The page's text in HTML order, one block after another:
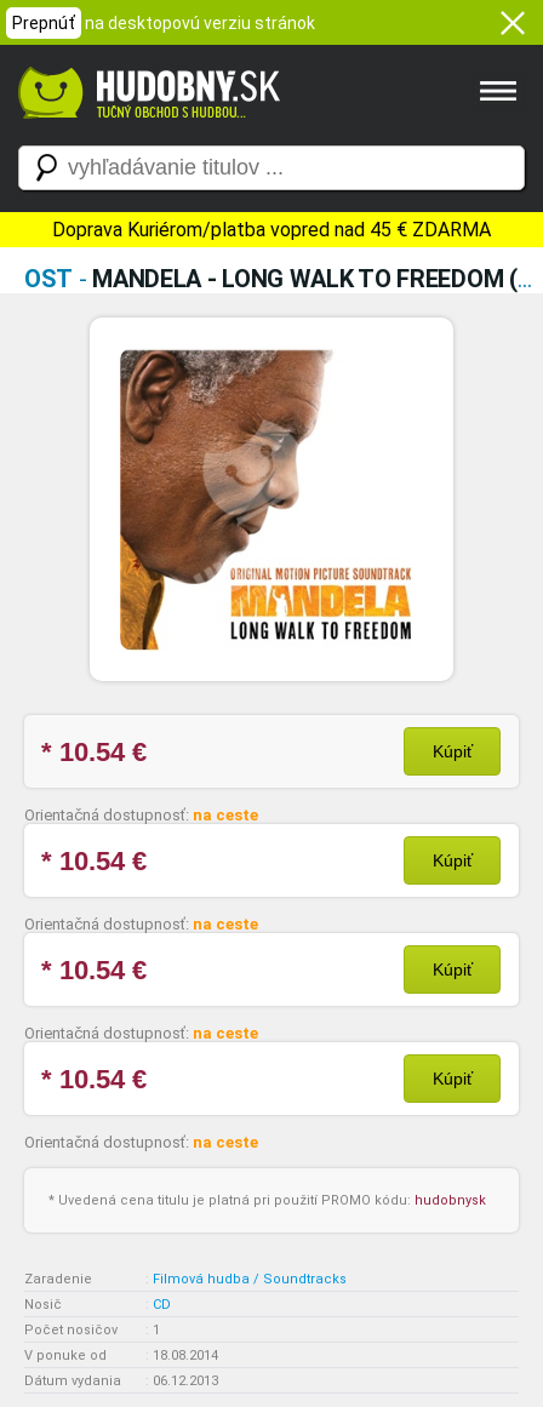
Prepnúť na desktopovú verziu stránok
Doprava Kuriérom/platba vopred nad 45 € ZDARMA
OST - MANDELA - LONG WALK TO FREEDOM (ORIGINAL MOTION PICTURE SOUNDTRACK)
* 10.54€ Kúpiť
Orientačná dostupnosť: na ceste
* 10.54€ Kúpiť
Orientačná dostupnosť: na ceste
* 10.54€ Kúpiť
Orientačná dostupnosť: na ceste
* 10.54€ Kúpiť
Orientačná dostupnosť: na ceste
* Uvedená cena titulu je platná pri použití PROMO kódu: hudobnysk
Zaradenie : Filmová hudba / Soundtracks
Nosič
: CD
Počet nosičov
: 1
V ponuke od
: 18.08.2014
Dátum vydania
: 06.12.2013